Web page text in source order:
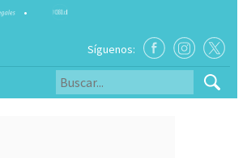
•
Síguenos: